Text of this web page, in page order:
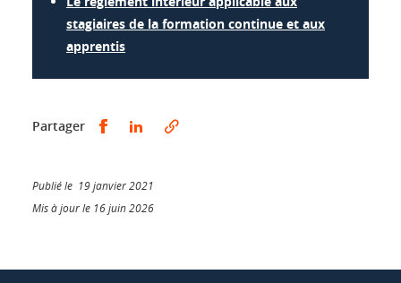
stagiaires de la formation continue et aux
apprentis
Partager Partager sur Facebook
Partager sur LinkedIn
Publié le 19 janvier 2021
Mis à jour le 16 juin 2026